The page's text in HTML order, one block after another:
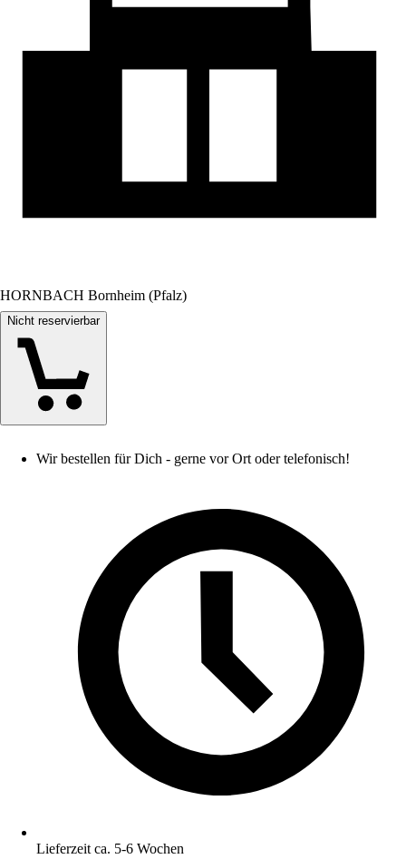
HORNBACH Bornheim (Pfalz)
Nicht reservierbar
Wir bestellen für Dich - gerne vor Ort oder telefonisch!
Lieferzeit ca. 5-6 Wochen